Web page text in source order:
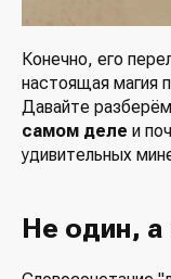
Конечно, его
настоящая магия
Давайте
самом деле и
удивительных
Не один,